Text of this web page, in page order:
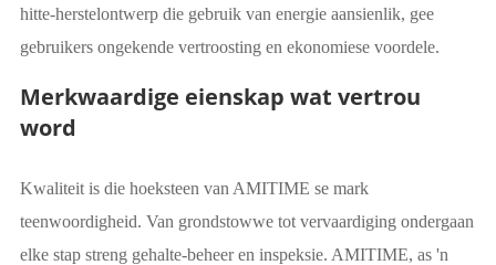
hitte-herstelontwerp die gebruik van energie aansienlik, gee
gebruikers ongekende vertroosting en ekonomiese voordele.
Merkwaardige eienskap wat vertrou
word
Kwaliteit is die hoeksteen van AMITIME se mark
teenwoordigheid. Van grondstowwe tot vervaardiging ondergaan
elke stap streng gehalte-beheer en inspeksie. AMITIME, as 'n